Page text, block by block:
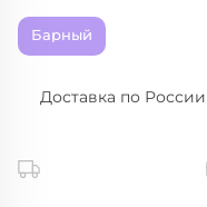
Барный
Доставка по России